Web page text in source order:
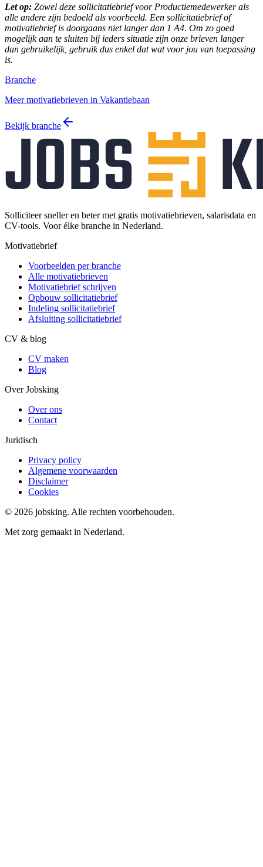
Let op: Zowel deze sollicitatiebrief voor Productiemedewerker als
alle andere zijn bedoeld als voorbeeld. Een sollicitatiebrief of
motivatiebrief is doorgaans niet langer dan 1 A4. Om zo goed
mogelijk aan te sluiten bij ieders situatie zijn onze brieven langer
dan gebruikelijk, gebruik dus enkel dat wat voor jou van toepassing
is.
Branche
Meer motivatiebrieven in Vakantiebaan
Bekijk branche
Solliciteer sneller en beter met gratis motivatiebrieven, salarisdata en
CV-tools. Voor élke branche in Nederland.
Motivatiebrief
Voorbeelden per branche
Alle motivatiebrieven
Motivatiebrief schrijven
Opbouw sollicitatiebrief
Indeling sollicitatiebrief
Afsluiting sollicitatiebrief
CV & blog
CV maken
Blog
Over Jobsking
Over ons
Contact
Juridisch
Privacy policy
Algemene voorwaarden
Disclaimer
Cookies
© 2026 jobsking. Alle rechten voorbehouden.
Met zorg gemaakt in Nederland.